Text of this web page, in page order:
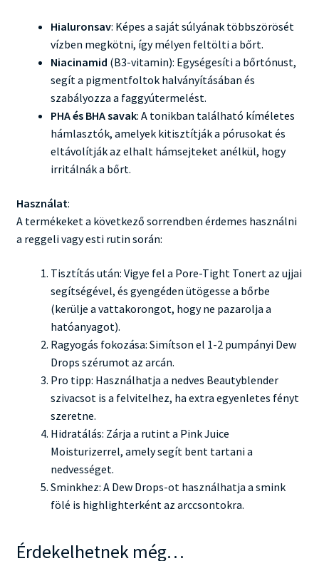
Hialuronsav: Képes a saját súlyának többszörösét
vízben megkötni, így mélyen feltölti a bőrt.
Niacinamid (B3-vitamin): Egységesíti a bőrtónust,
segít a pigmentfoltok halványításában és
szabályozza a faggyútermelést.
PHA és BHA savak: A tonikban található kíméletes
hámlasztók, amelyek kitisztítják a pórusokat és
eltávolítják az elhalt hámsejteket anélkül, hogy
irritálnák a bőrt.
Használat:
A termékeket a következő sorrendben érdemes használni
a reggeli vagy esti rutin során:
Tisztítás után: Vigye fel a Pore-Tight Tonert az ujjai
segítségével, és gyengéden ütögesse a bőrbe
(kerülje a vattakorongot, hogy ne pazarolja a
hatóanyagot).
Ragyogás fokozása: Simítson el 1-2 pumpányi Dew
Drops szérumot az arcán.
Pro tipp: Használhatja a nedves Beautyblender
szivacsot is a felvitelhez, ha extra egyenletes fényt
szeretne.
Hidratálás: Zárja a rutint a Pink Juice
Moisturizerrel, amely segít bent tartani a
nedvességet.
Sminkhez: A Dew Drops-ot használhatja a smink
fölé is highlighterként az arccsontokra.
Érdekelhetnek még…